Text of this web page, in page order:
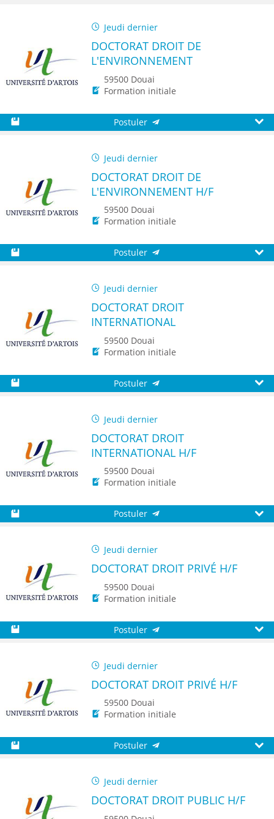
Jeudi dernier
DOCTORAT DROIT DE
L'ENVIRONNEMENT
59500 Douai
Formation initiale
Postuler
Jeudi dernier
DOCTORAT DROIT DE
L'ENVIRONNEMENT H/F
59500 Douai
Formation initiale
Postuler
Jeudi dernier
DOCTORAT DROIT
INTERNATIONAL
59500 Douai
Formation initiale
Postuler
Jeudi dernier
DOCTORAT DROIT
INTERNATIONAL H/F
59500 Douai
Formation initiale
Postuler
Jeudi dernier
DOCTORAT DROIT PRIVÉ H/F
59500 Douai
Formation initiale
Postuler
Jeudi dernier
DOCTORAT DROIT PRIVÉ H/F
59500 Douai
Formation initiale
Postuler
Jeudi dernier
DOCTORAT DROIT PUBLIC H/F